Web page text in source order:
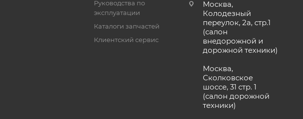
Руководства по
эксплуатации
Каталоги запчастей
Клиентский сервис
Москва,
Колодезный
переулок, 2а, стр.1
(салон
внедорожной и
дорожной техники)
Москва,
Сколковское
шоссе, 31 стр. 1
(салон дорожной
техники)